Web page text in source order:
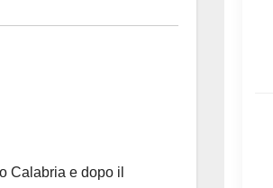
Calabria e dopo il